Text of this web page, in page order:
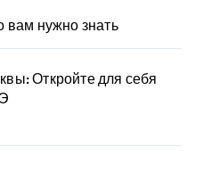
вам нужно знать
Откройте для себя